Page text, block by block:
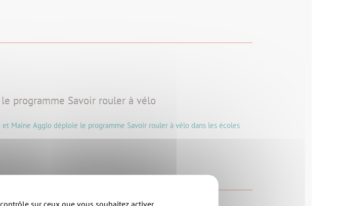
programme Savoir rouler à vélo
Maine Agglo déploie le programme Savoir rouler à vélo dans les écoles
sur ceux que vous souhaitez activer